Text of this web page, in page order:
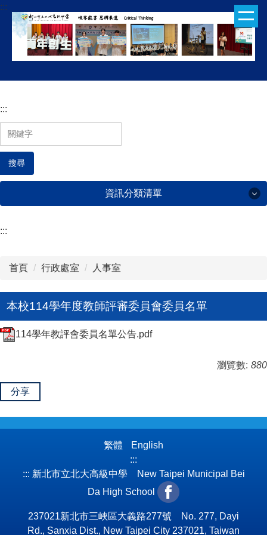
跳
到
容
:::
:::
搜尋
資訊分類清單
:::
首頁 行政處室 人事室
本校114學年度教師評審委員會委員名單
114學年教評會委員名單公告.pdf
瀏覽數: 880
分享
繁體
English
:::
::: 新北市立北大高級中學 New Taipei Municipal Bei
Da High School
237021新北市三峽區大義路277號 No. 277, Dayi
Rd., Sanxia Dist., New Taipei City 237021, Taiwan